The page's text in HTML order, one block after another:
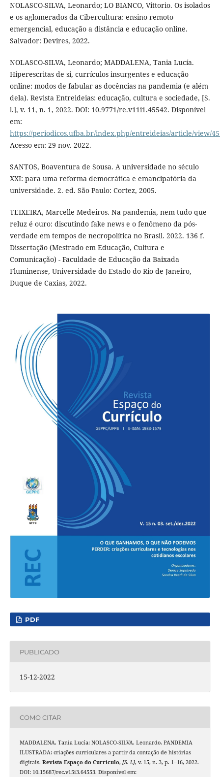
NOLASCO-SILVA, Leonardo; LO BIANCO, Vittorio. Os isolados
e os aglomerados da Cibercultura: ensino remoto
emergencial, educação a distância e educação online.
Salvador: Devires, 2022.
NOLASCO-SILVA, Leonardo; MADDALENA, Tania Lucía.
Hiperescritas de si, currículos insurgentes e educação
online: modos de fabular as docências na pandemia (e além
dela). Revista Entreideias: educação, cultura e sociedade, [S.
l.], v. 11, n. 1, 2022. DOI: 10.9771/re.v11i1.45542. Disponível
em:
https://periodicos.ufba.br/index.php/entreideias/article/view/
Acesso em: 29 nov. 2022.
SANTOS, Boaventura de Sousa. A universidade no século
XXI: para uma reforma democrática e emancipatória da
universidade. 2. ed. São Paulo: Cortez, 2005.
TEIXEIRA, Marcelle Medeiros. Na pandemia, nem tudo que
reluz é ouro: discutindo fake news e o fenômeno da pós-
verdade em tempos de necropolítica no Brasil. 2022. 136 f.
Dissertação (Mestrado em Educação, Cultura e
Comunicação) - Faculdade de Educação da Baixada
Fluminense, Universidade do Estado do Rio de Janeiro,
Duque de Caxias, 2022.
PDF
PUBLICADO
15-12-2022
COMO CITAR
MADDALENA, Tania Lucía; NOLASCO-SILVA, Leonardo. PANDEMIA
ILUSTRADA: criações curriculares a partir da contação de histórias
digitais. Revista Espaço do Currículo, [S. l.], v. 15, n. 3, p. 1–16, 2022.
DOI: 10.15687/rec.v15i3.64553. Disponível em: